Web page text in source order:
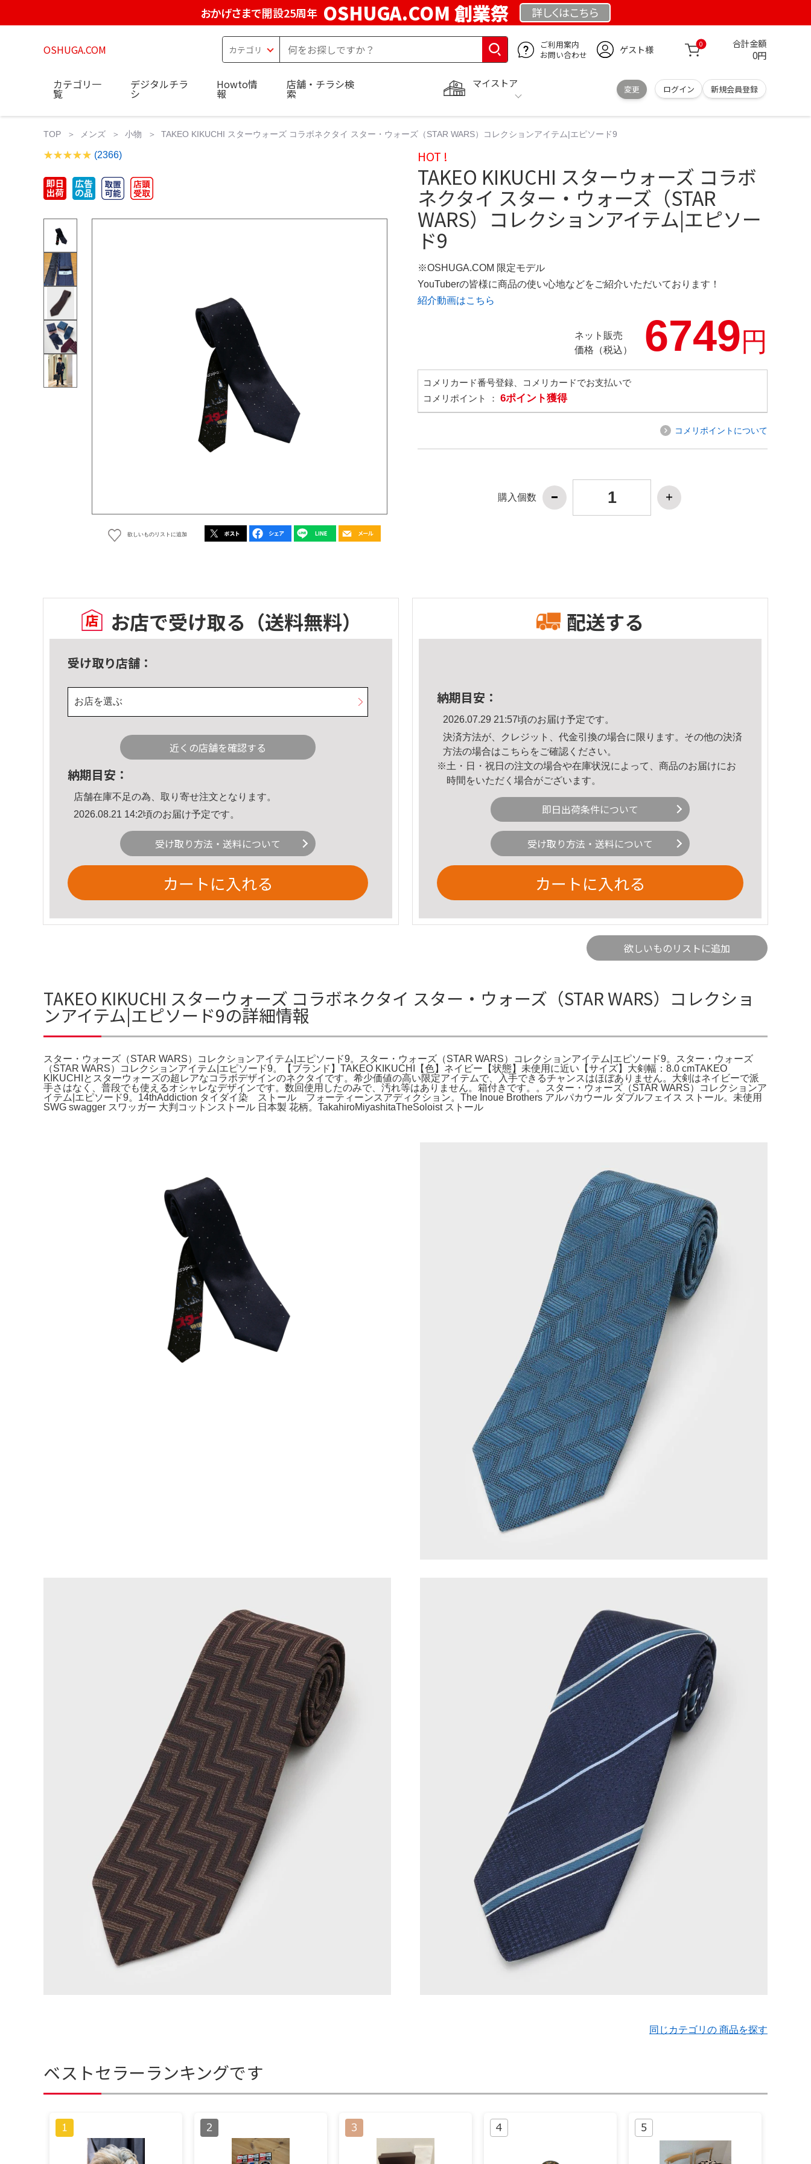
おかげさまで開設25周年 OSHUGA.COM 創業祭 詳しくはこちら
OSHUGA.COM
ご利用案内
お問い合わせ
ゲスト様 0 合計金額
0円
マイストア
変更 ログイン 新規会員登録
カテゴリ一
覧
デジタルチラ
シ
Howto情
報
店舗・チラシ検
索
TOP メンズ 小物 TAKEO KIKUCHI スターウォーズ コラボネクタイ スター・ウォーズ（STAR WARS）コレクションアイテム|エピソード9
(2366)
欲しいものリストに追加
HOT !
TAKEO KIKUCHI スターウォーズ コラボ
ネクタイ スター・ウォーズ（STAR
WARS）コレクションアイテム|エピソー
ド9
※OSHUGA.COM 限定モデル
YouTuberの皆様に商品の使い心地などをご紹介いただいております！
紹介動画はこちら
ネット販売
価格（税込）
6749円
コメリカード番号登録、コメリカードでお支払いで
コメリポイント ： 6ポイント獲得
コメリポイントについて
購入個数
お店で受け取る （送料無料）
受け取り店舗：
お店を選ぶ
近くの店舗を確認する
納期目安：
店舗在庫不足の為、取り寄せ注文となります。
2026.08.21 14:2頃のお届け予定です。
受け取り方法・送料について
カートに入れる
配送する
納期目安：
2026.07.29 21:57頃のお届け予定です。
決済方法が、クレジット、代金引換の場合に限ります。その他の決済
方法の場合はこちら をご確認ください。
※土・日・祝日の注文の場合や在庫状況によって、商品のお届けにお
時間をいただく場合がございます。
即日出荷条件について
受け取り方法・送料について
カートに入れる
欲しいものリストに追加
TAKEO KIKUCHI スターウォーズ コラボネクタイ スター・ウォーズ（STAR WARS）コレクショ
ンアイテム|エピソード9の詳細情報
スター・ウォーズ（STAR WARS）コレクションアイテム|エピソード9。スター・ウォーズ（STAR WARS）コレクションアイテム|エピソード9。スター・ウォーズ
（STAR WARS）コレクションアイテム|エピソード9。【ブランド】TAKEO KIKUCHI【色】ネイビー【状態】未使用に近い【サイズ】大剣幅：8.0 cmTAKEO
KIKUCHIとスターウォーズの超レアなコラボデザインのネクタイです。希少価値の高い限定アイテムで、入手できるチャンスはほぼありません。大剣はネイビーで派
手さはなく、普段でも使えるオシャレなデザインです。数回使用したのみで、汚れ等はありません。箱付きです。。スター・ウォーズ（STAR WARS）コレクションア
イテム|エピソード9。14thAddiction タイダイ染 ストール フォーティーンスアディクション。The Inoue Brothers アルパカウール ダブルフェイス ストール。未使用
SWG swagger スワッガー 大判コットンストール 日本製 花柄。TakahiroMiyashitaTheSoloist ストール
同じカテゴリの 商品を探す
ベストセラーランキングです